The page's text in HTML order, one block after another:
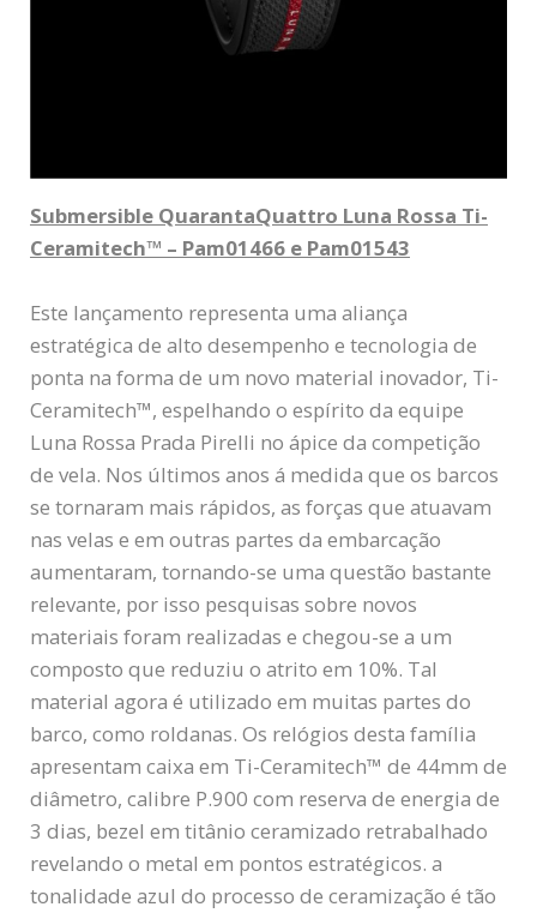
Submersible QuarantaQuattro Luna Rossa Ti-
Ceramitech™ – Pam01466 e Pam01543
Este lançamento representa uma aliança
estratégica de alto desempenho e tecnologia de
ponta na forma de um novo material inovador, Ti-
Ceramitech™, espelhando o espírito da equipe
Luna Rossa Prada Pirelli no ápice da competição
de vela. Nos últimos anos á medida que os barcos
se tornaram mais rápidos, as forças que atuavam
nas velas e em outras partes da embarcação
aumentaram, tornando-se uma questão bastante
relevante, por isso pesquisas sobre novos
materiais foram realizadas e chegou-se a um
composto que reduziu o atrito em 10%. Tal
material agora é utilizado em muitas partes do
barco, como roldanas. Os relógios desta família
apresentam caixa em Ti-Ceramitech™ de 44mm de
diâmetro, calibre P.900 com reserva de energia de
3 dias, bezel em titânio ceramizado retrabalhado
revelando o metal em pontos estratégicos. a
tonalidade azul do processo de ceramização é tão